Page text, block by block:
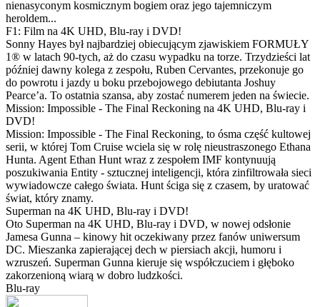
nienasyconym kosmicznym bogiem oraz jego tajemniczym
heroldem...
F1: Film na 4K UHD, Blu-ray i DVD!
Sonny Hayes był najbardziej obiecującym zjawiskiem FORMUŁY
1® w latach 90-tych, aż do czasu wypadku na torze. Trzydzieści lat
później dawny kolega z zespołu, Ruben Cervantes, przekonuje go
do powrotu i jazdy u boku przebojowego debiutanta Joshuy
Pearce’a. To ostatnia szansa, aby zostać numerem jeden na świecie.
Mission: Impossible - The Final Reckoning na 4K UHD, Blu-ray i
DVD!
Mission: Impossible - The Final Reckoning, to ósma część kultowej
serii, w której Tom Cruise wciela się w rolę nieustraszonego Ethana
Hunta. Agent Ethan Hunt wraz z zespołem IMF kontynuują
poszukiwania Entity - sztucznej inteligencji, która zinfiltrowała sieci
wywiadowcze całego świata. Hunt ściga się z czasem, by uratować
świat, który znamy.
Superman na 4K UHD, Blu-ray i DVD!
Oto Superman na 4K UHD, Blu-ray i DVD, w nowej odsłonie
Jamesa Gunna – kinowy hit oczekiwany przez fanów uniwersum
DC. Mieszanka zapierającej dech w piersiach akcji, humoru i
wzruszeń. Superman Gunna kieruje się współczuciem i głęboko
zakorzenioną wiarą w dobro ludzkości.
Blu-ray